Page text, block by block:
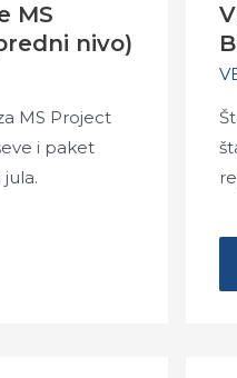
MS
nivo)
MS Project
i paket
…